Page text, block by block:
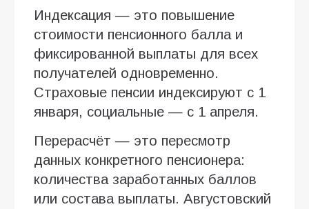
Индексация — это повышение
стоимости пенсионного балла и
фиксированной выплаты для всех
получателей одновременно.
Страховые пенсии индексируют с 1
января, социальные — с 1 апреля.
Перерасчёт — это пересмотр
данных конкретного пенсионера:
количества заработанных баллов
или состава выплаты. Августовский